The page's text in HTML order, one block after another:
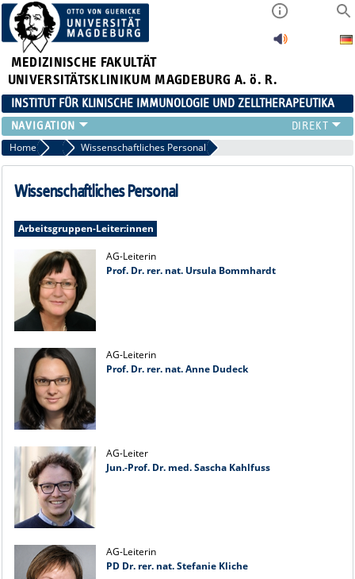
MEDIZINISCHE FAKULTÄT
UNIVERSITÄTSKLINIKUM MAGDEBURG A. ö. R.
INSTITUT FÜR KLINISCHE IMMUNOLOGIE UND ZELLTHERAPEUTIKA
FORSCHUNG
LEHRE
DIAGNOSTIK
VERANSTALTUNGEN
KONTAKT
Home Team Wissenschaftliches Personal
Wissenschaftliches Personal
Arbeitsgruppen-Leiter:innen
AG-Leiterin
Prof. Dr. rer. nat. Ursula Bommhardt
AG-Leiterin
Prof. Dr. rer. nat. Anne Dudeck
AG-Leiter
Jun.-Prof. Dr. med. Sascha Kahlfuss
AG-Leiterin
PD Dr. rer. nat. Stefanie Kliche